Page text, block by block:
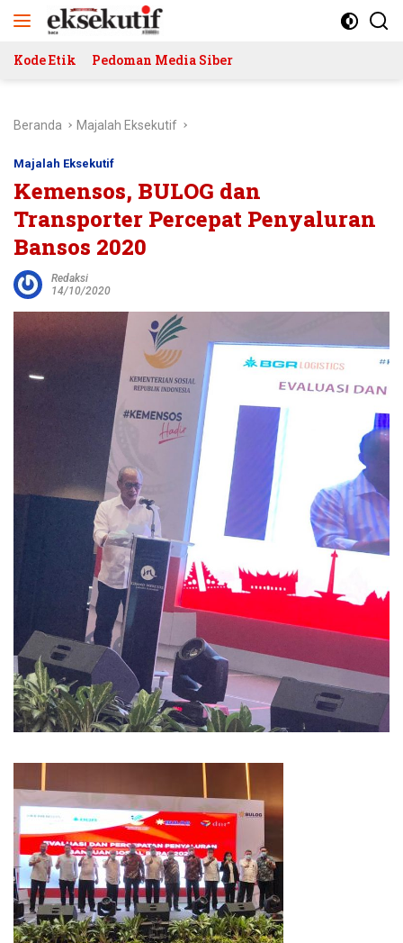
Kode Etik Pedoman Media Siber
Beranda Majalah Eksekutif
Majalah Eksekutif
Kemensos, BULOG dan
Transporter Percepat Penyaluran
Bansos 2020
Redaksi
14/10/2020